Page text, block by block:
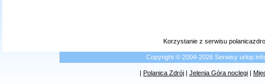
Korzystanie z serwisu
Copyright © 2004-2026 Serwisy
| Polanica Zdrój | Jelenia Góra noclegi |